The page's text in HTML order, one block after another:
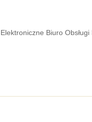
Elektroniczne Biuro Obsługi